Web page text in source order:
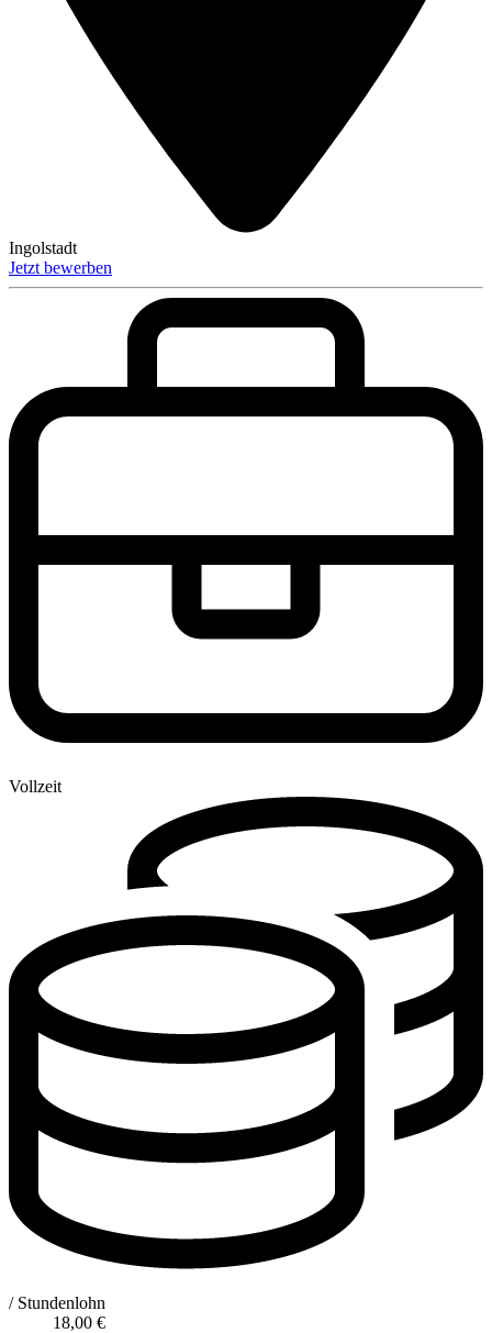
Ingolstadt
Jetzt bewerben
Vollzeit
/ Stundenlohn
18,00 €